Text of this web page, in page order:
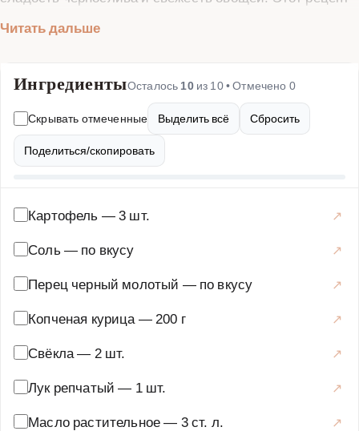
повседневного ужина. Основные ингредиенты
картофель), соленые огурцы, зеленый горошек, лук,
копченую курицу и чернослив. Заправляется салат
ароматным подсолнечным маслом или легким
майонезом. Благодаря сочетанию сладкого, соленого и
копченого вкусов, этот винегрет получается невероятно
пошаговый рецепт с советами по выбору ингредиентов
правильно подготовить овощи, чтобы они сохранили
свою форму и вкус, и поделимся секретами идеальной
вашего стола и порадует всех гостей.
Закуски и салаты ·Салаты
Читать дальше
ИнгредиентыОсталось 10из 10• Отмечено 0
Скрывать отмеченные Выделить всё Сбросить
Поделиться/скопировать
Картофель —3 шт.
Соль — по вкусу
Перец черный молотый — по вкусу
Копченая курица — 200 г
Свёкла— 2 шт.
Лук репчатый — 1 шт.
Масло растительное— 3 ст. л.